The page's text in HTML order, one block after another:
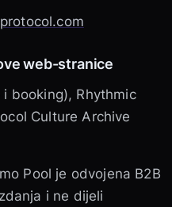
web-stranice
booking), Rhythmic
Culture Archive
Pool je odvojena B2B
i ne dijeli